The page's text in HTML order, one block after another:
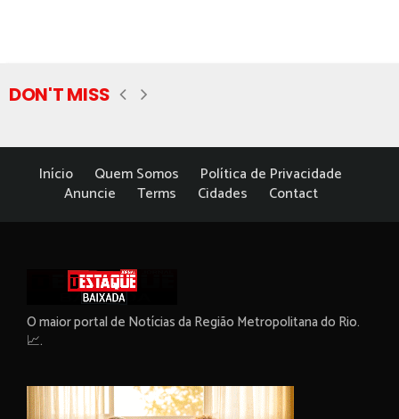
DON'T MISS
Início Quem Somos
Política de Privacidade
Anuncie
Terms Cidades Contact
O maior portal de Notícias da Região Metropolitana do Rio.
📈.